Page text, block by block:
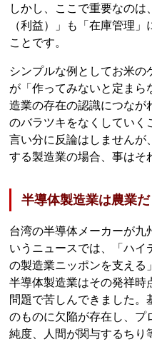
しかし、ここで重要なのは
（利益）」も「在庫管理
ことです。
シンプルな例としてお米
が「作ってみないと定まら
造業の存在の認識につなが
のバラツキをなくしていく
言い分に反論はしませんが
する製造業の場合、事はそ
半導体製造業は農業だ
台湾の半導体メーカーが九
いうニュースでは、「ハイ
の製造業ニッポンを支える
半導体製造業はその発祥時
問題で苦しんできました。
のものに欠陥が存在し、プ
純度、人間が関与するちり